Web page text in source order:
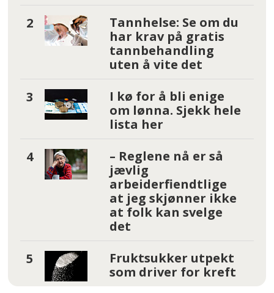
Tannhelse: Se om du
har krav på gratis
tannbehandling
uten å vite det
I kø for å bli enige
om lønna. Sjekk hele
lista her
– Reglene nå er så
jævlig
arbeiderfiendtlige
at jeg skjønner ikke
at folk kan svelge
det
Fruktsukker utpekt
som driver for kreft